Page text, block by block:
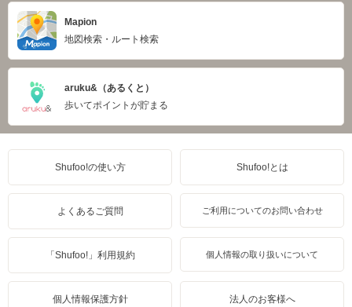
Mapion
地図検索・ルート検索
aruku&（あるくと）
歩いてポイントが貯まる
Shufoo!の使い方 Shufoo!とは
よくあるご質問 ご利用についてのお問い合わせ
「Shufoo!」利用規約 個人情報の取り扱いについて
個人情報保護方針 法人のお客様へ